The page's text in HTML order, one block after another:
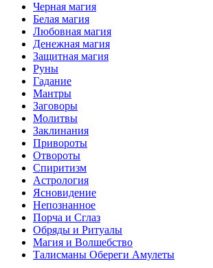
Черная магия
Белая магия
Любовная магия
Денежная магия
Защитная магия
Руны
Гадание
Мантры
Заговоры
Молитвы
Заклинания
Привороты
Отвороты
Спиритизм
Астрология
Ясновидение
Непознанное
Порча и Сглаз
Обряды и Ритуалы
Магия и Волшебство
Талисманы Обереги Амулеты